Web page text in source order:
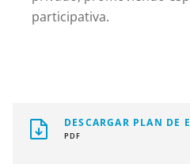
participativa.
DESCARGAR PLAN DE
PDF